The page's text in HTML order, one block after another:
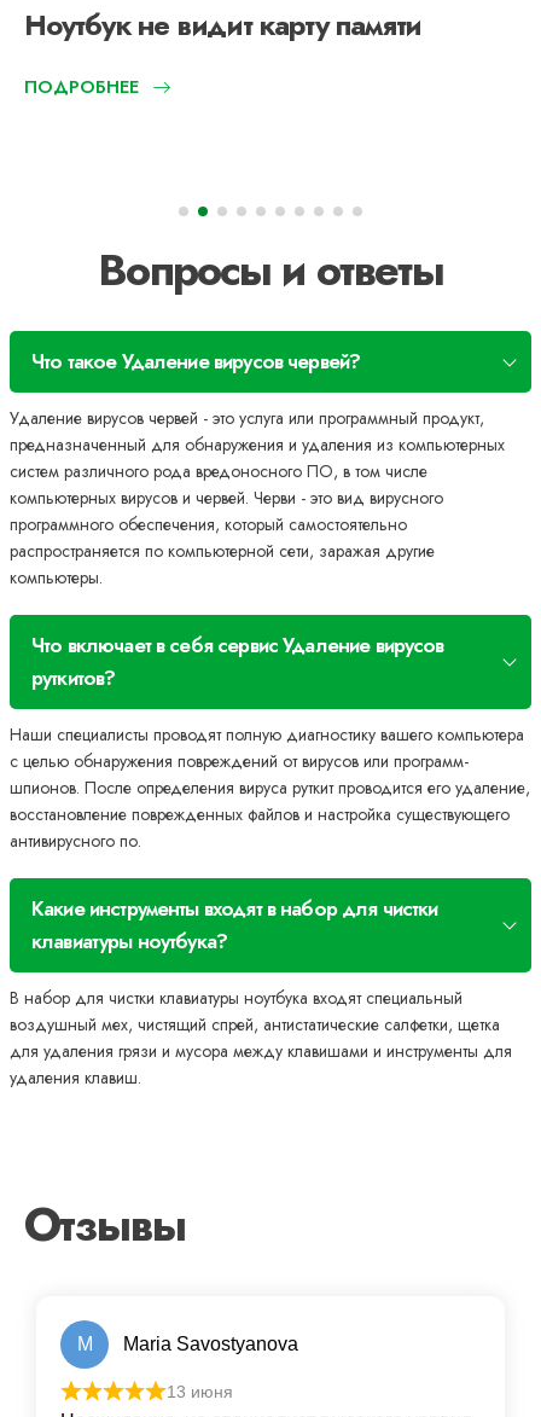
Ноутбук не видит карту памяти
ПОДРОБНЕЕ
Вопросы и ответы
Что такое Удаление вирусов червей?
Удаление вирусов червей - это услуга или программный продукт,
предназначенный для обнаружения и удаления из компьютерных
систем различного рода вредоносного ПО, в том числе
компьютерных вирусов и червей. Черви - это вид вирусного
программного обеспечения, который самостоятельно
распространяется по компьютерной сети, заражая другие
компьютеры.
Что включает в себя сервис Удаление вирусов
руткитов?
Наши специалисты проводят полную диагностику вашего компьютера
с целью обнаружения повреждений от вирусов или программ-
шпионов. После определения вируса руткит проводится его удаление,
восстановление поврежденных файлов и настройка существующего
антивирусного по.
Какие инструменты входят в набор для чистки
клавиатуры ноутбука?
В набор для чистки клавиатуры ноутбука входят специальный
воздушный мех, чистящий спрей, антистатические салфетки, щетка
для удаления грязи и мусора между клавишами и инструменты для
удаления клавиш.
Отзывы
M Maria Savostyanova
13 июня